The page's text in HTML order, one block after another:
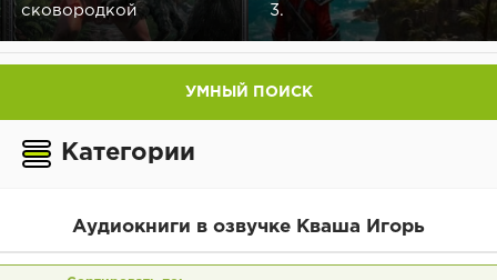
сковородкой
3.
УМНЫЙ ПОИСК
Категории
Аудиокниги в озвучке Кваша Игорь